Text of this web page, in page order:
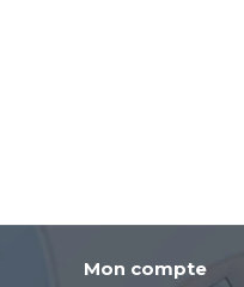
Mon compte